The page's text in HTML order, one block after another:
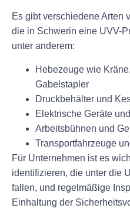
Es gibt verschiedene Arten
die in Schwerin eine UVV-
unter anderem:
Hebezeuge wie
Gabelstapler
Druckbehälter und
Elektrische Geräte
Arbeitsbühnen und
Transportfahrzeuge
Für Unternehmen ist es
identifizieren, die unter die
fallen, und regelmäßige
Einhaltung der